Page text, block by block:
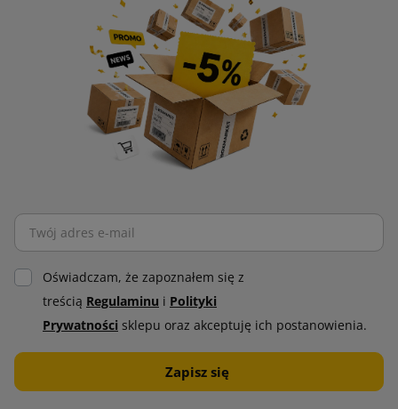
Oświadczam, że zapoznałem się z
treścią Regulaminu i Polityki
Prywatności sklepu oraz akceptuję ich postanowienia.